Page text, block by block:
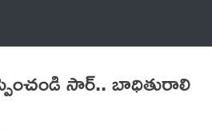
సార్.. బాధితురాలి